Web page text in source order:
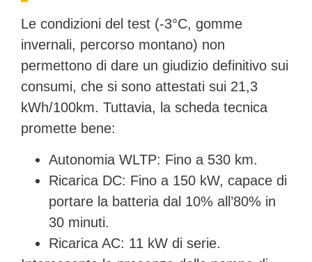
Le condizioni del test (-3°C, gomme
invernali, percorso montano) non
permettono di dare un giudizio definitivo sui
consumi, che si sono attestati sui 21,3
kWh/100km. Tuttavia, la scheda tecnica
promette bene:
Autonomia WLTP: Fino a 530 km.
Ricarica DC: Fino a 150 kW, capace di
portare la batteria dal 10% all’80% in
30 minuti.
Ricarica AC: 11 kW di serie.